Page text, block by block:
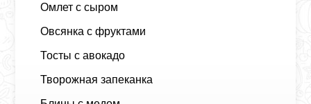
Омлет с сыром
Овсянка с фруктами
Тосты с авокадо
Творожная запеканка